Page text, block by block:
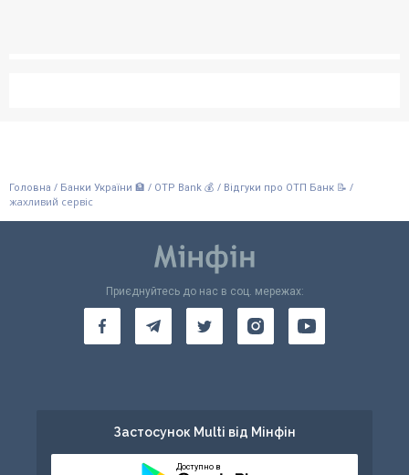
Головна / Банки України 🏦 / OTP Bank 💰 / Відгуки про ОТП Банк 📝 /
жахливий сервіс
Приєднуйтесь до нас в соц. мережах:
Застосунок Multi від Мінфін
Доступно в